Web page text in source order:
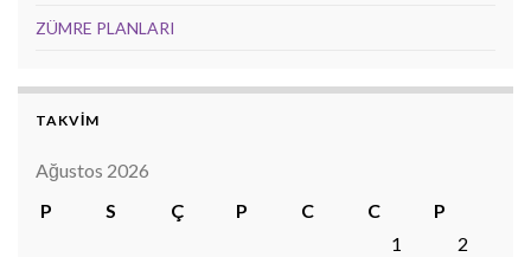
ZÜMRE PLANLARI
TAKVİM
Ağustos 2026
P
S Ç P C C
P
1
2